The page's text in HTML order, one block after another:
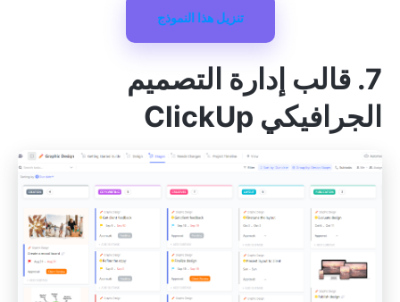
تنزيل هذا النموذج
7. قالب إدارة التصميم
الجرافيكي ClickUp